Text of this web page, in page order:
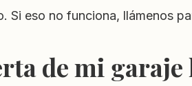
eso no funciona, llámenos
de mi